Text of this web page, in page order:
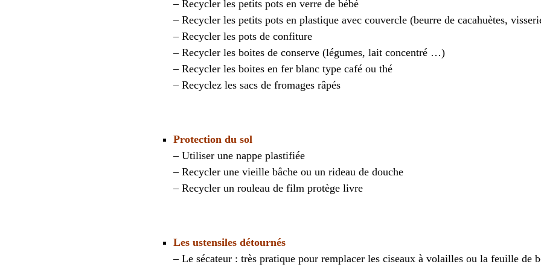
– Recycler les petits pots en verre de bébé
– Recycler les petits pots en plastique avec couvercle (beurre de cacahuètes,
– Recycler les pots de confiture
– Recycler les boites de conserve (légumes, lait concentré …)
– Recycler les boites en fer blanc type café ou thé
– Recyclez les sacs de fromages râpés
Protection du sol
– Utiliser une nappe plastifiée
– Recycler une vieille bâche ou un rideau de douche
– Recycler un rouleau de film protège livre
Les ustensiles détournés
– Le sécateur : très pratique pour remplacer les ciseaux à volailles ou la feuille de